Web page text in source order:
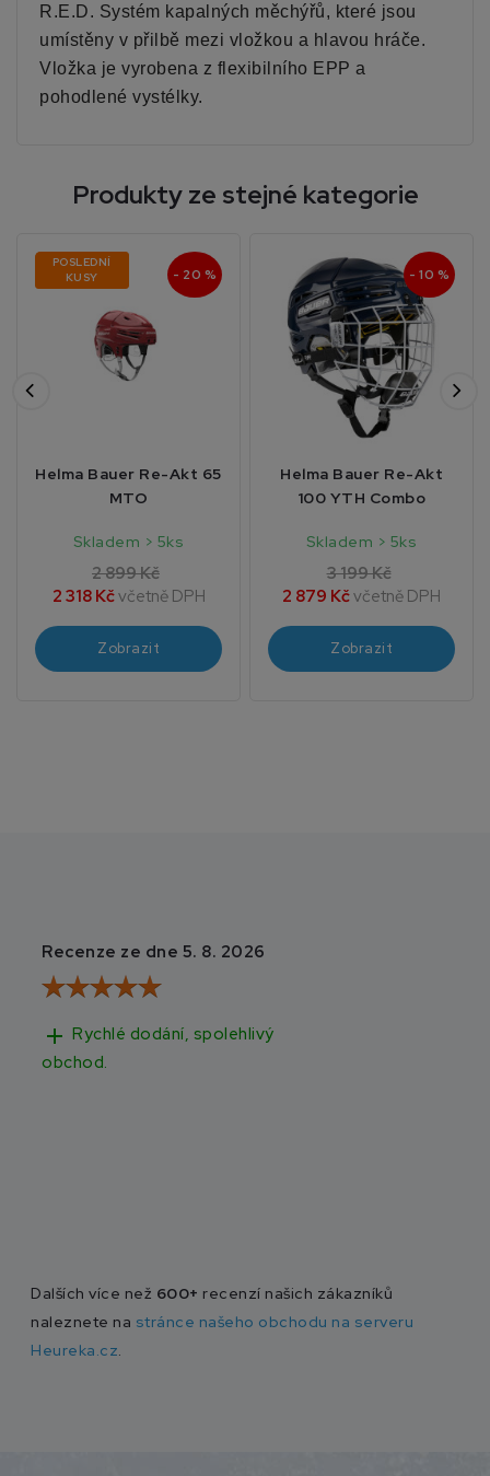
R.E.D. Systém kapalných měchýřů, které jsou
umístěny v přilbě mezi vložkou a hlavou hráče.
Vložka je vyrobena z flexibilního EPP a
pohodlené vystélky.
Produkty ze stejné kategorie
POSLEDNÍ
KUSY
- 20 %
Helma Bauer Re-Akt 65
MTO
Skladem > 5ks
2 899 Kč
2 318 Kčvčetně DPH
Zobrazit
- 10 %
Helma Bauer Re-Akt
100 YTH Combo
Skladem > 5ks
3 199 Kč
2 879 Kčvčetně DPH
Zobrazit
Recenze ze dne 5. 8. 2026
add Rychlé dodání, spolehlivý
obchod.
Dalších více než 600+ recenzí našich zákazníků
naleznete na stránce našeho obchodu na serveru
Heureka.cz.